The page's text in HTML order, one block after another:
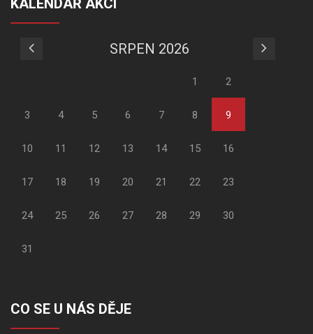
KALENDÁŘ AKCÍ
SRPEN 2026
1 2
3 4 5 6 7 8 9
10 11 12 13 14 15 16
17 18 19 20 21 22 23
24 25 26 27 28 29 30
31
CO SE U NÁS DĚJE